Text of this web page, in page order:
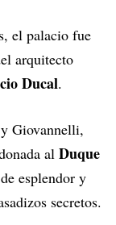
el palacio fue
arquitecto
Ducal.
Giovannelli,
al Duque
esplendor y
secretos.